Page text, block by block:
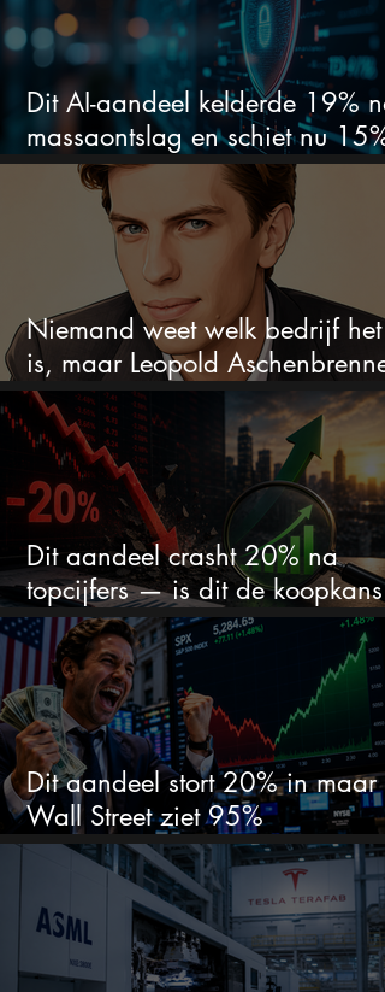
Dit AI-aandeel kelderde 19% na
massaontslag en schiet nu 15%
omhoog
Niemand weet welk bedrijf het
is, maar Leopold Aschenbrenner
zet er nu $500 miljoen op
Dit aandeel crasht 20% na
topcijfers — is dit de koopkans
waar beleggers op wachtten?
Dit aandeel stort 20% in maar
Wall Street ziet 95%
koerspotentieel